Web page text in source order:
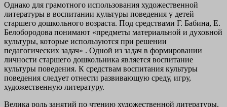
Однако для грамотного использования художественной
литературы в воспитании культуры поведения у детей
старшего дошкольного возраста. Под средствами Г. Бабина, Е.
Белобородова понимают «предметы материальной и духовной
культуры, которые используются при решении
педагогических задач» . Одной из задач в формировании
личности старшего дошкольника является воспитание
культуры поведения. К средствам воспитания культуры
поведения следует отнести развивающую среду, игру,
художественную литературу.
Велика роль занятий по чтению художественной литературы.